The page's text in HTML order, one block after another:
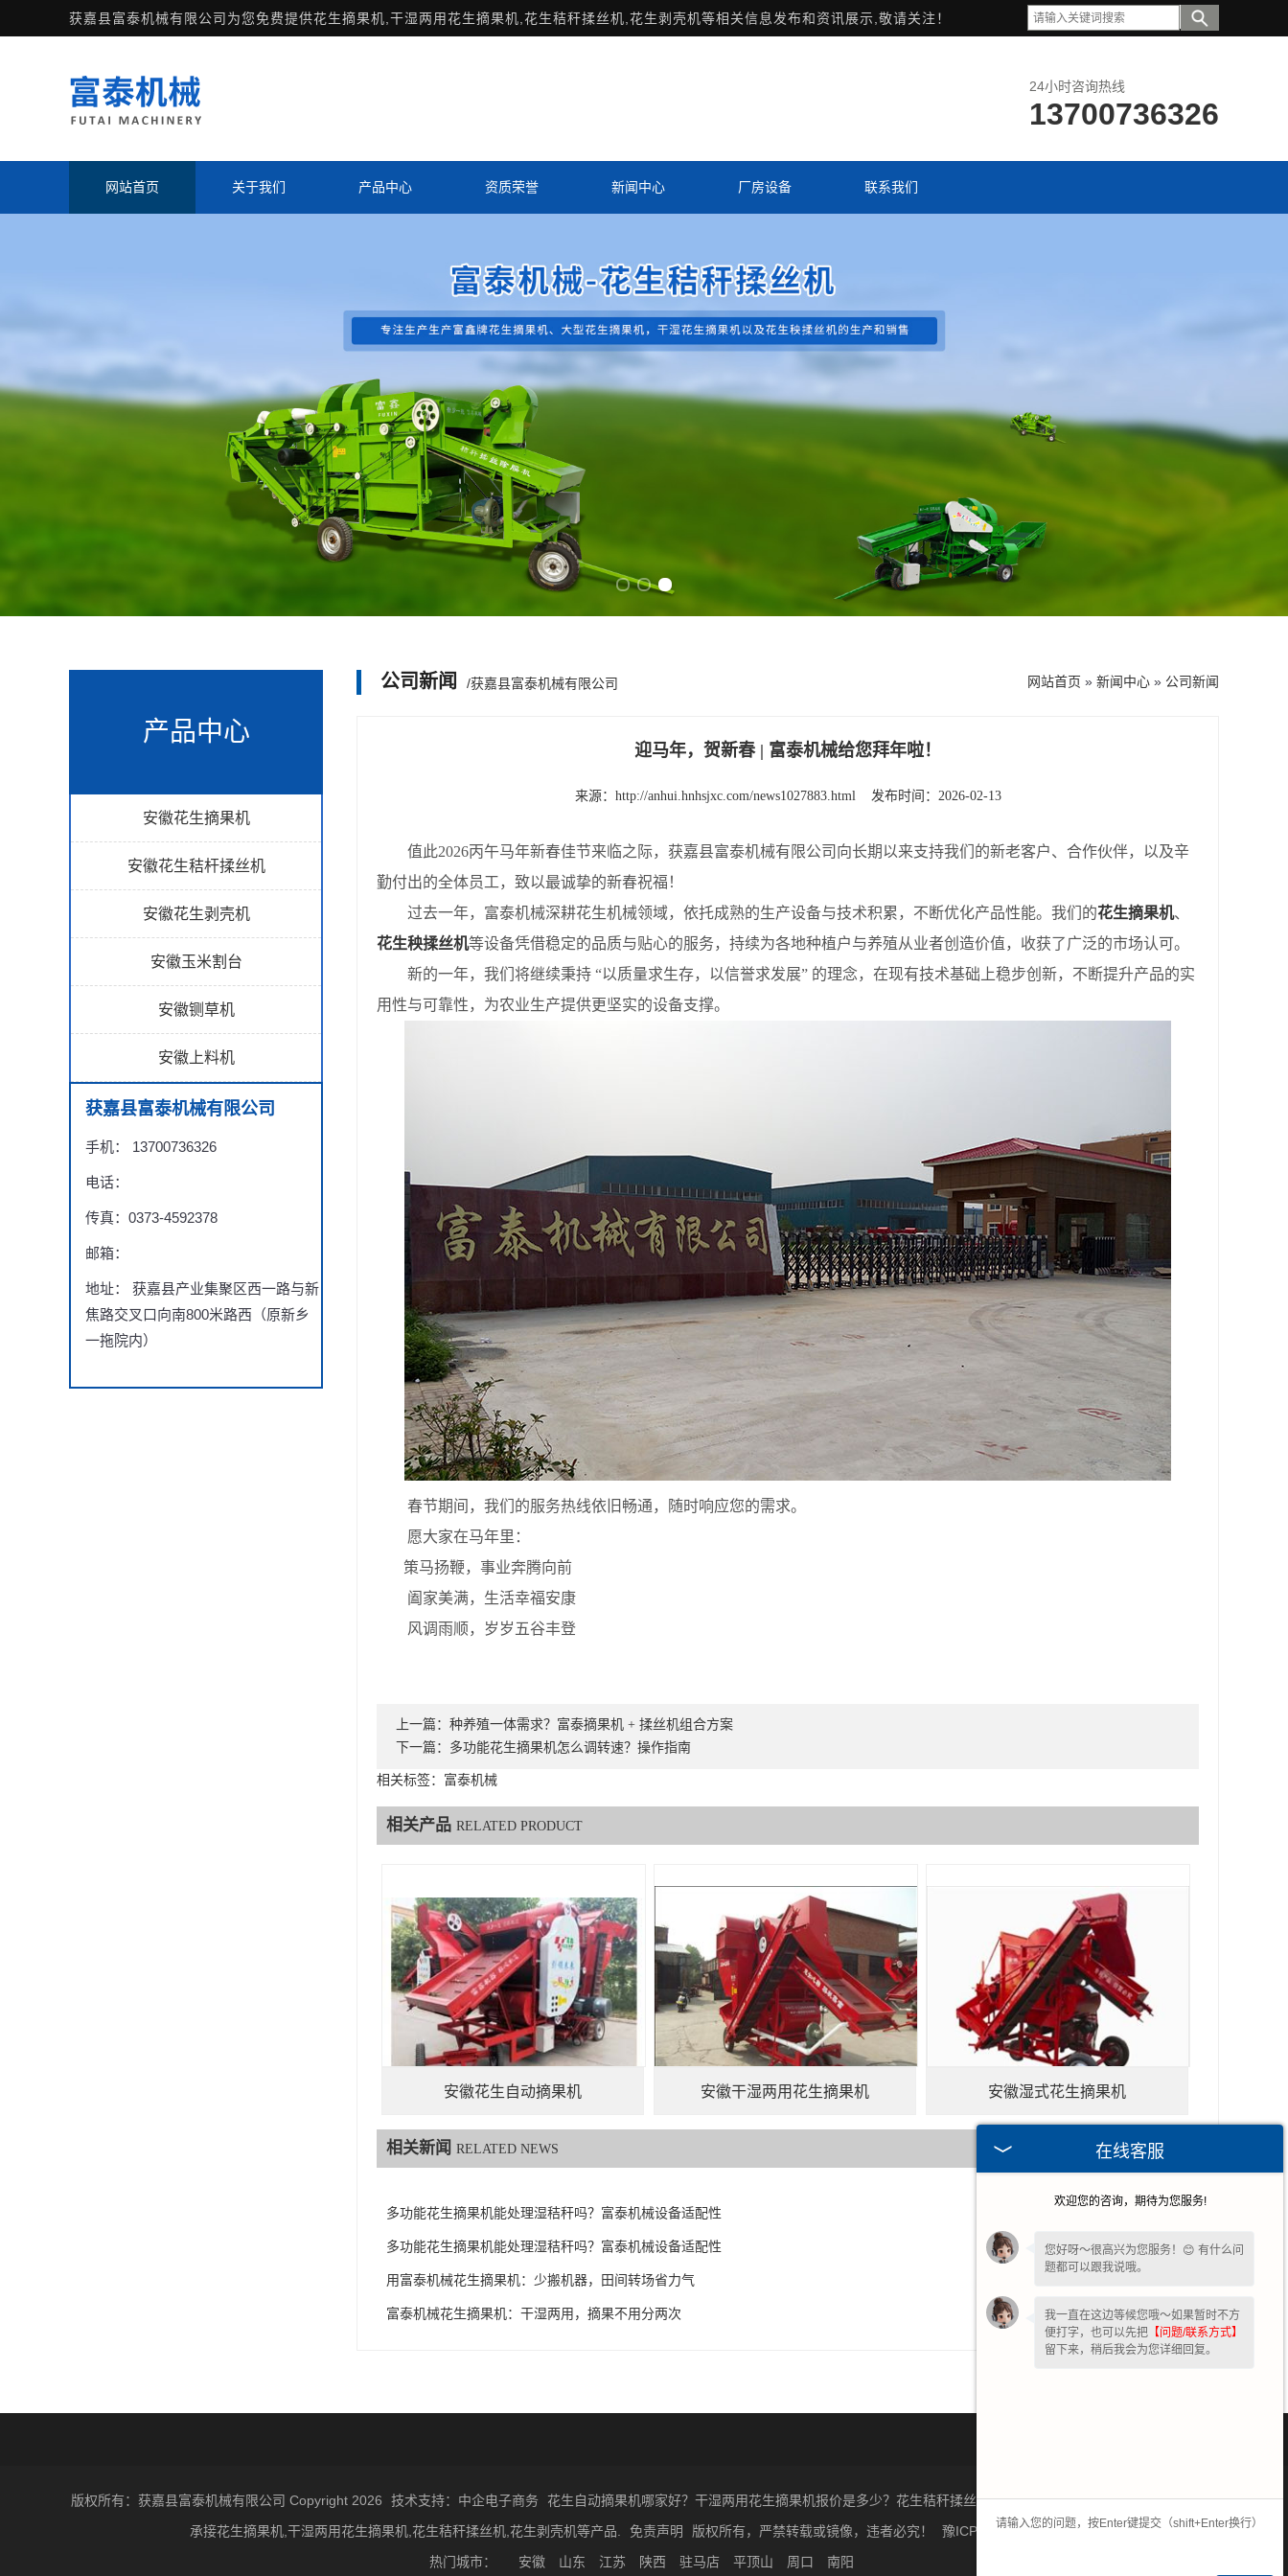
获嘉县富泰机械有限公司为您免费提供花生摘果机 ,干湿两用花生摘果机,花生秸秆揉丝机,花生剥壳机等相关信息发布和资讯展示,敬请关注！
24小时咨询热线
13700736326
网站首页 关于我们 产品中心 资质荣誉 新闻中心 厂房设备 联系我们
产品中心
安徽花生摘果机
安徽花生秸杆揉丝机
安徽花生剥壳机
安徽玉米割台
安徽铡草机
安徽上料机
获嘉县富泰机械有限公司
手机： 13700736326
电话：
传真：0373-4592378
邮箱：
地址： 获嘉县产业集聚区西一路与新
焦路交叉口向南800米路西（原新乡
一拖院内）
公司新闻 /获嘉县富泰机械有限公司 网站首页 » 新闻中心 » 公司新闻
迎马年，贺新春 | 富泰机械给您拜年啦！
来源： http://anhui.hnhsjxc.com/news1027883.html 发布时间：2026-02-13
值此2026丙午马年新春佳节来临之际，获嘉县富泰机械有限公司向长期以来支持我们的新老客户、合作伙伴，以及辛
勤付出的全体员工，致以最诚挚的新春祝福！
过去一年，富泰机械深耕花生机械领域，依托成熟的生产设备与技术积累，不断优化产品性能。我们的花生摘果机、
花生秧揉丝机等设备凭借稳定的品质与贴心的服务，持续为各地种植户与养殖从业者创造价值，收获了广泛的市场认可。
新的一年，我们将继续秉持 “以质量求生存，以信誉求发展” 的理念，在现有技术基础上稳步创新，不断提升产品的实
用性与可靠性，为农业生产提供更坚实的设备支撑。
春节期间，我们的服务热线依旧畅通，随时响应您的需求。
愿大家在马年里：
策马扬鞭，事业奔腾向前
阖家美满，生活幸福安康
风调雨顺，岁岁五谷丰登
上一篇： 种养殖一体需求？富泰摘果机 + 揉丝机组合方案
下一篇： 多功能花生摘果机怎么调转速？操作指南
相关标签：富泰机械
相关产品 RELATED PRODUCT
安徽花生自动摘果机 安徽干湿两用花生摘果机 安徽湿式花生摘果机
相关新闻 RELATED NEWS
多功能花生摘果机能处理湿秸秆吗？富泰机械设备适配性
多功能花生摘果机能处理湿秸秆吗？富泰机械设备适配性 2025-12-02
用富泰机械花生摘果机：少搬机器，田间转场省力气
富泰机械花生摘果机：干湿两用，摘果不用分两次 2025-09-16
版权所有：获嘉县富泰机械有限公司 Copyright 2026 技术支持：中企电子商务
花生自动摘果机哪家好？干湿两用花生摘果机报价是多少？花生秸秆揉丝机质量怎么样？获嘉县富泰机械有限公司
承接花生摘果机,干湿两用花生摘果机,花生秸秆揉丝机,花生剥壳机等产品.
免责声明 版权所有，严禁转载或镜像，违者必究！
豫ICP备2022007716号-1
热门城市：
安徽 山东 江苏 陕西 驻马店 平顶山 周口 南阳
在线客服
欢迎您的咨询，期待为您服务!
您好呀～很高兴为您服务！😊 有什么问
题都可以跟我说哦。
我一直在这边等候您哦～如果暂时不方
便打字，也可以先把 【问题/联系方式】
留下来，稍后我会为您详细回复。